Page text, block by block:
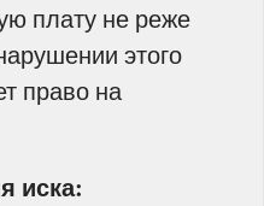
плату не реже
этого
право на
иска: